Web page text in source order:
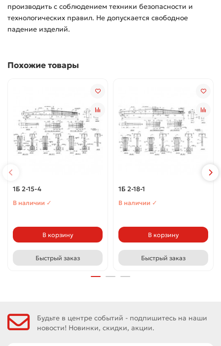
производить с соблюдением техники безопасности и
технологических правил. Не допускается свободное
падение изделий.
Похожие товары
1Б 2-15-4
В наличии ✓
В корзину
Быстрый заказ
1Б 2-18-1
В наличии ✓
В корзину
Быстрый заказ
Будьте в центре событий - подпишитесь на наши
новости! Новинки, скидки, акции.